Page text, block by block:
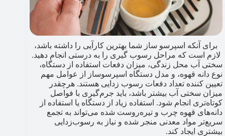
برای آنکه اسپرسو ساز شما بهترین کارآیی را داشته باشد،
لازم است که مراحل رسوب ‌گیری را به درستی انجام دهید.
سختی آب محل زندگی، میزان دفعات استفاده از دستگاه،
نوع دانه قهوه، و مدل دستگاه اسپرسوساز از عوامل مهم
تعیین کننده تعداد دفعات رسوب زدایی هستند. هرچقدر
میزان سختی آب بیشتر باشد، باید جرم‌‌گیری با فواصل
کوتاه‌تری انجام شود. استفاده زیاد از دستگاه یا استفاده از
دانه‌های قهوه چرب و تیره‌روست شده می‌تواند به تجمع
سریع‌تر مواد معدنی منجر شده و نیاز به رسوب‌زدایی
بیشتری ایجاد کند.